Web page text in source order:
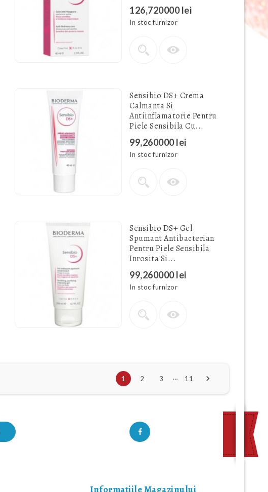
126,720000 lei
In stoc furnizor
Sensibio DS+ Crema
Calmanta Si
Antiinflamatorie Pentru
Piele Sensibila Cu...
99,260000 lei
In stoc furnizor
Sensibio DS+ Gel
Spumant Antibacterian
Pentru Piele Sensibila
Inrosita Si...
99,260000 lei
In stoc furnizor
1 2 3 … 11 
Informatiile Magazinului